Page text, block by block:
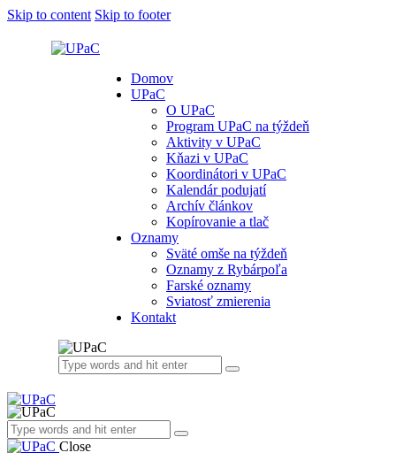
Skip to content Skip to footer
Domov
UPaC
O UPaC
Program UPaC na týždeň
Aktivity v UPaC
Kňazi v UPaC
Koordinátori v UPaC
Kalendár podujatí
Archív článkov
Kopírovanie a tlač
Oznamy
Sväté omše na týždeň
Oznamy z Rybárpoľa
Farské oznamy
Sviatosť zmierenia
Kontakt
Close